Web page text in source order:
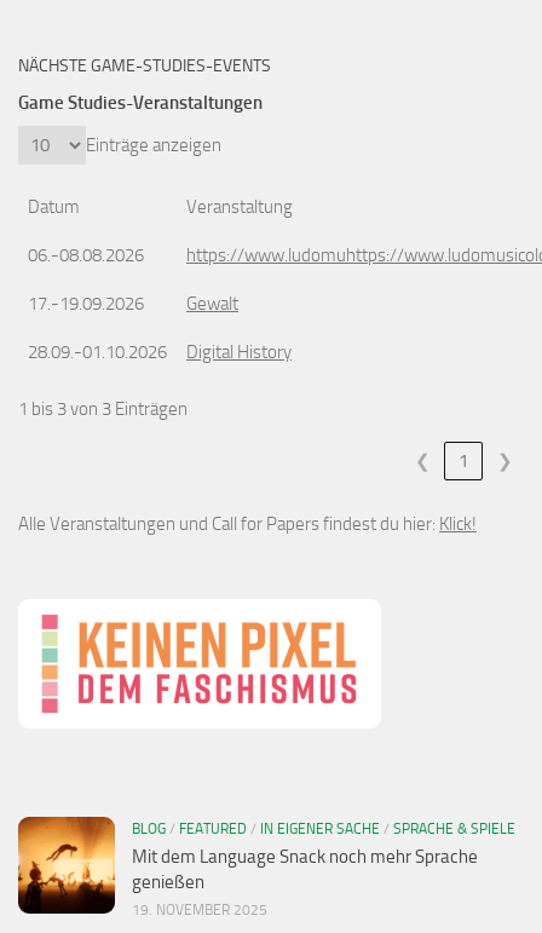
NÄCHSTE GAME-STUDIES-EVENTS
Game Studies-Veranstaltungen
Einträge anzeigen
Datum Veranstaltung
06.-08.08.2026 https://www.ludomuhttps://
17.-19.09.2026 Gewalt
28.09.-01.10.2026 Digital History
1 bis 3 von 3 Einträgen
❮ 1 ❯
Alle Veranstaltungen und Call for Papers findest du hier: Klick!
BLOG / FEATURED / IN EIGENER SACHE / SPRACHE & SPIELE
Mit dem Language Snack noch mehr Sprache
genießen
19. NOVEMBER 2025